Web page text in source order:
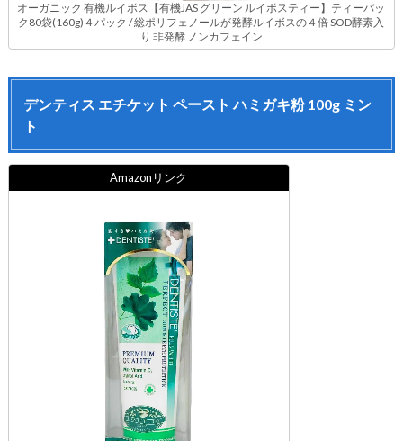
オーガニック 有機ルイボス【有機JAS グリーン ルイボスティー】ティーパッ
ク80袋(160g)４パック / 総ポリフェノールが発酵ルイボスの４倍 SOD酵素入
り 非発酵 ノンカフェイン
デンティス エチケット ペースト ハミガキ粉 100g ミン
ト
Amazonリンク